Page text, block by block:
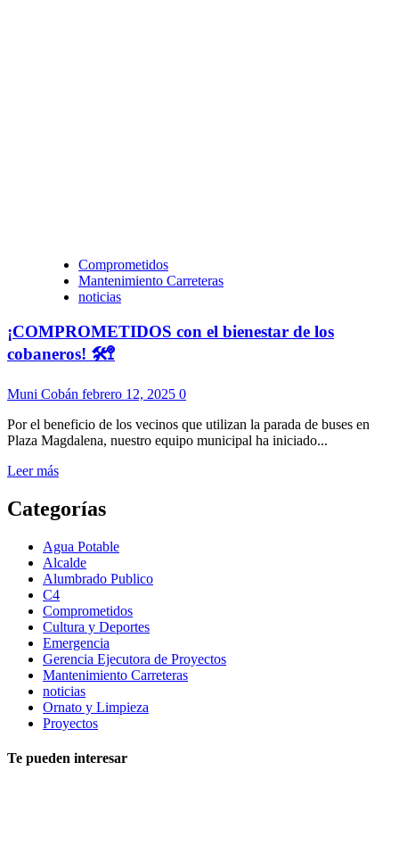
Comprometidos
Mantenimiento Carreteras
noticias
¡COMPROMETIDOS con el bienestar de los
cobaneros! 🛠️🚏
Muni Cobán febrero 12, 2025 0
Por el beneficio de los vecinos que utilizan la parada de buses en
Plaza Magdalena, nuestro equipo municipal ha iniciado...
Leer más
Categorías
Agua Potable
Alcalde
Alumbrado Publico
C4
Comprometidos
Cultura y Deportes
Emergencia
Gerencia Ejecutora de Proyectos
Mantenimiento Carreteras
noticias
Ornato y Limpieza
Proyectos
Te pueden interesar